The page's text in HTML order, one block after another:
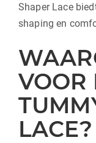
Shaper Lace
shaping en
VOOR
LACE?